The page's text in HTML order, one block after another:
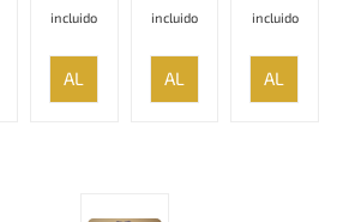
incluido
AL
CARRITO
incluido
AL
CARRITO
incluido
AL
CARRITO